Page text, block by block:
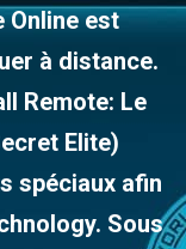
Online est
à distance.
Remote: Le
Elite)
spéciaux afin
Sous